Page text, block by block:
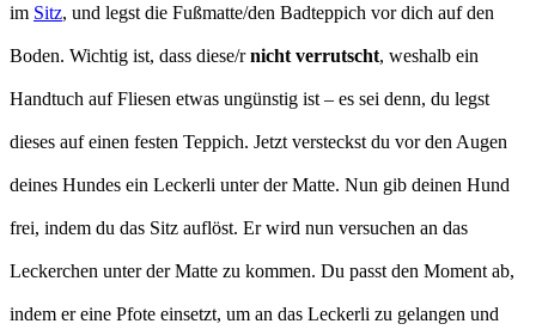
im Sitz, und legst die Fußmatte/den Badteppich vor dich auf den
Boden. Wichtig ist, dass diese/rnicht verrutscht, weshalb ein
Handtuch auf Fliesen etwas ungünstig ist – es sei denn, du legst
dieses auf einen festen Teppich. Jetzt versteckst du vor den Augen
deines Hundes ein Leckerli unter der Matte. Nun gib deinen Hund
frei, indem du das Sitz auflöst. Er wird nun versuchen an das
Leckerchen unter der Matte zu kommen. Du passt den Moment ab,
indem er eine Pfote einsetzt, um an das Leckerli zu gelangen und